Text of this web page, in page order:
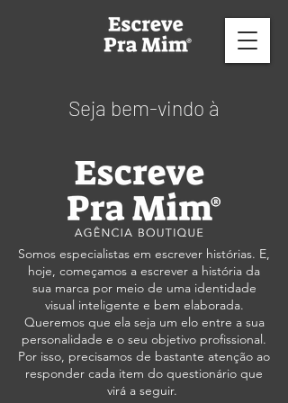
Seja bem-vindo à
Somos especialistas em escrever histórias. E,
hoje, começamos a escrever a história da
sua marca por meio de uma identidade
visual inteligente e bem elaborada.
Queremos que ela seja um elo entre a sua
personalidade e o seu objetivo profissional.
Por isso, precisamos de bastante atenção ao
responder cada item do questionário que
virá a seguir.